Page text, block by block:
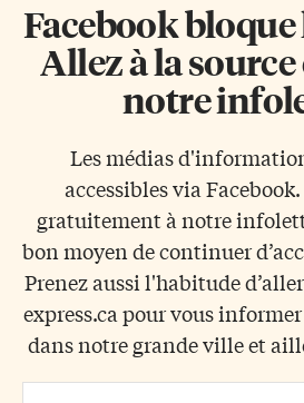
Facebook bloque
Allez à la source
notre
Les médias
accessibles via
gratuitement à notre
bon moyen de continuer
Prenez aussi l'habitude
express.ca pour vous
dans notre grande ville et